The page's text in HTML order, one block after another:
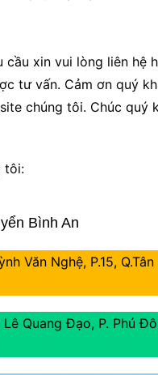
cầu xin vui lòng liên hệ
tư vấn. Cảm ơn quý
chúng tôi. Chúc quý
tôi:
Bình An
Văn Nghệ, P.15, Q.Tân
Quang Đạo, P. Phú